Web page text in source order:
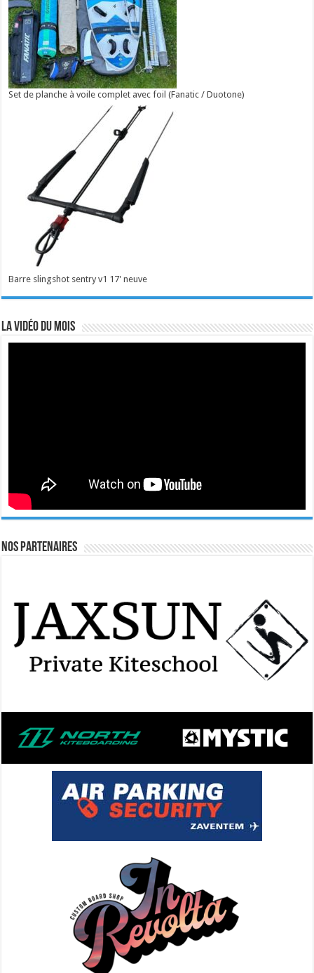
Set de planche à voile complet avec foil (Fanatic / Duotone)
Barre slingshot sentry v1 17' neuve
La vidéo du mois
Nos Partenaires